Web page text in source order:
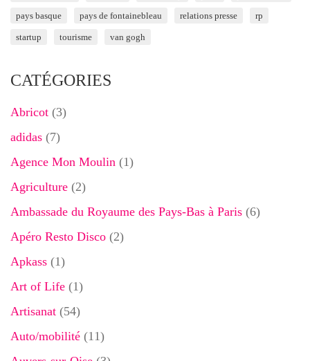
pays basque pays de fontainebleau relations presse rp
startup tourisme van gogh
CATÉGORIES
Abricot (3)
adidas (7)
Agence Mon Moulin (1)
Agriculture (2)
Ambassade du Royaume des Pays-Bas à Paris (6)
Apéro Resto Disco (2)
Apkass (1)
Art of Life (1)
Artisanat (54)
Auto/mobilité (11)